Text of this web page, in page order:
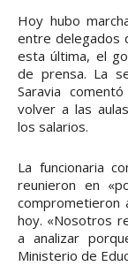
Hoy hubo
entre delegados
esta última, el
de prensa. La
Saravia
volver a las
los salarios.
La funcionaria
reunieron en
comprometieron
hoy. «Nosotros
a analizar
Ministerio de